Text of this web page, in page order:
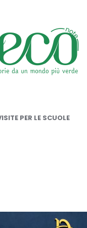
PER LE SCUOLE